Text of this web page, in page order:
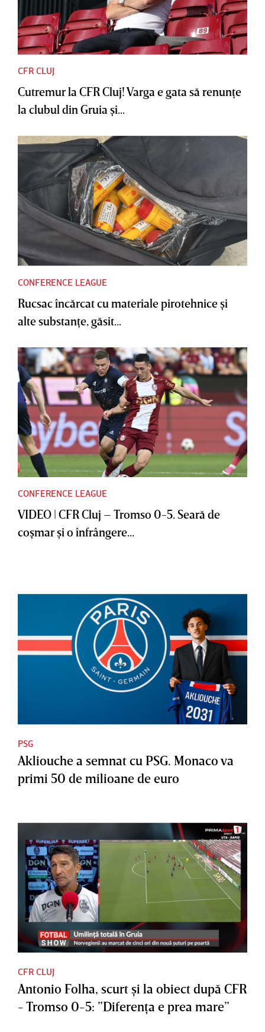
CFR CLUJ
Cutremur la CFR Cluj! Varga e gata să renunţe
la clubul din Gruia şi...
CONFERENCE LEAGUE
Rucsac încărcat cu materiale pirotehnice şi
alte substanţe, găsit...
CONFERENCE LEAGUE
VIDEO | CFR Cluj – Tromso 0-5. Seară de
coşmar şi o înfrângere...
PSG
Akliouche a semnat cu PSG. Monaco va
primi 50 de milioane de euro
CFR CLUJ
Antonio Folha, scurt şi la obiect după CFR
- Tromso 0-5: ”Diferenţa e prea mare”